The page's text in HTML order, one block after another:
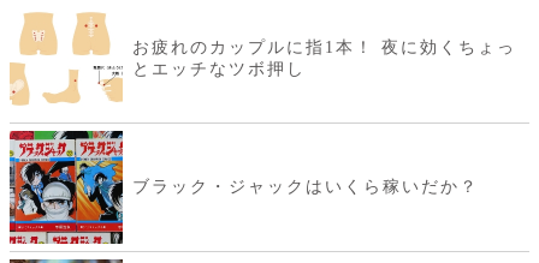
お疲れのカップルに指1本！ 夜に効くちょっ
とエッチなツボ押し
ブラック・ジャックはいくら稼いだか？